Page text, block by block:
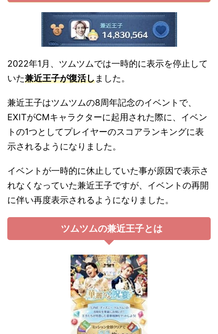
2022年1月、ツムツムでは一時的に表示を停止して
いた兼近王子が復活しました。
兼近王子はツムツムの8周年記念のイベントで、
EXITがCMキャラクターに起用された際に、イベン
トの1つとしてプレイヤーのスコアランキングに表
示されるようになりました。
イベントが一時的に休止していた事が原因で表示さ
れなくなっていた兼近王子ですが、イベントの再開
に伴い再度表示されるようになりました。
ツムツムの兼近王子とは